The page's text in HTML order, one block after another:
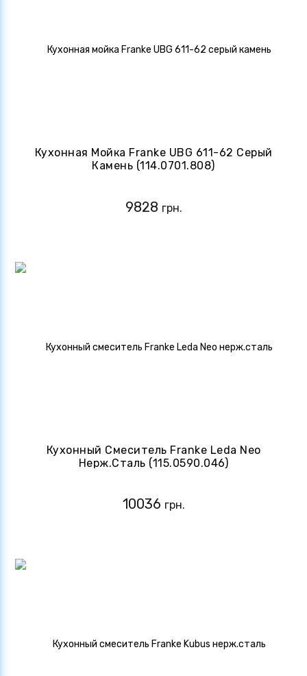
Кухонная Мойка Franke UBG 611-62 Серый
Камень (114.0701.808)
9828 грн.
Кухонный Смеситель Franke Leda Neo
Нерж.сталь (115.0590.046)
10036 грн.